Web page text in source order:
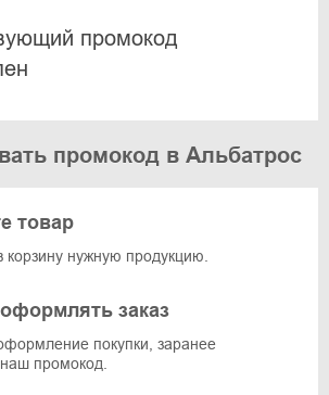
промокод
промокод в Альбатрос
товар
корзину нужную продукцию.
заказ
покупки, заранее
промокод.